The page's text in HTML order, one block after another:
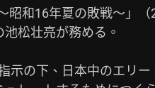
昭和16年夏の敗戦～」（
松壮亮が務める。
示の下、日本中のエリー